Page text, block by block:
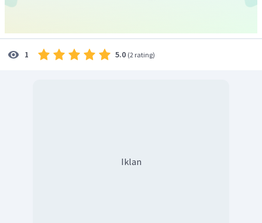
1 5.0 (2 rating)
Iklan